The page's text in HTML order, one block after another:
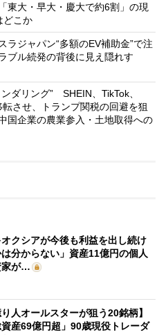
東大・早大・慶大で約6割」の現
こか
ラジャパン“多額のEV補助金”で注
ル続発の背後に見え隠れす
ダリング” SHEIN、TikTok、
させ、トランプ関税の回避を狙
企業の農業参入・土地取得への
オクシアが今後も利益を出し続け
分からない」資産11億円の個人
家が…
り人オールスターが狙う20銘柄】
資産69億円超」90歳現役トレーダ